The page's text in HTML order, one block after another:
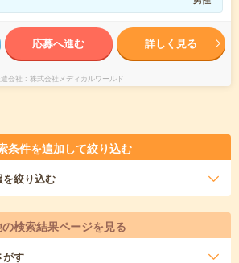
応募へ進む 詳しく見る
会社 株式会社メディカルワールド
条件を追加して絞り込む
絞り込む
検索結果ページを見る
がす